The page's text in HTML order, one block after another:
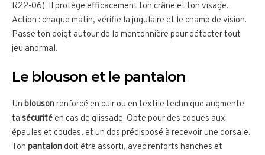
R22-06). Il protège efficacement ton crâne et ton visage.
Action : chaque matin, vérifie la jugulaire et le champ de vision.
Passe ton doigt autour de la mentonnière pour détecter tout
jeu anormal.
Le blouson et le pantalon
Un blousonrenforcé en cuir ou en textile technique augmente
ta sécurité en cas de glissade. Opte pour des coques aux
épaules et coudes, et un dos prédisposé à recevoir une dorsale.
Ton pantalon doit être assorti, avec renforts hanches et